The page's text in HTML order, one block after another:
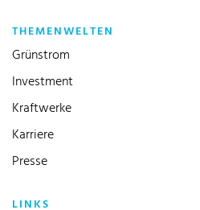
THEMENWELTEN
Grünstrom
Investment
Kraftwerke
Karriere
Presse
LINKS